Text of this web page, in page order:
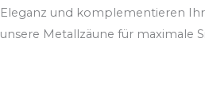
Eleganz und komplementieren
unsere Metallzäune für maximale